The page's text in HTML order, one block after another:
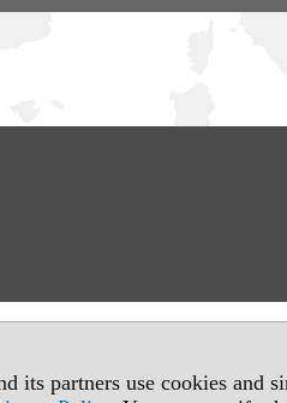
its partners use cookies and